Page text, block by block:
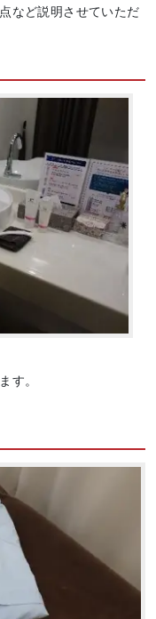
など説明させていただ
す。